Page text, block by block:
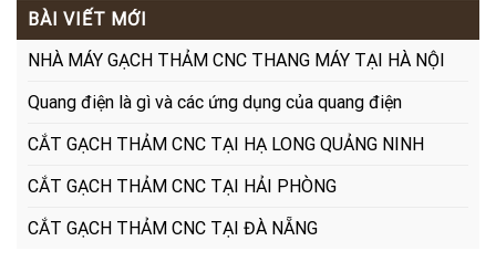
BÀI VIẾT MỚI
NHÀ MÁY GẠCH THẢM CNC THANG MÁY TẠI HÀ NỘI
Quang điện là gì và các ứng dụng của quang điện
CẮT GẠCH THẢM CNC TẠI HẠ LONG QUẢNG NINH
CẮT GẠCH THẢM CNC TẠI HẢI PHÒNG
CẮT GẠCH THẢM CNC TẠI ĐÀ NẴNG